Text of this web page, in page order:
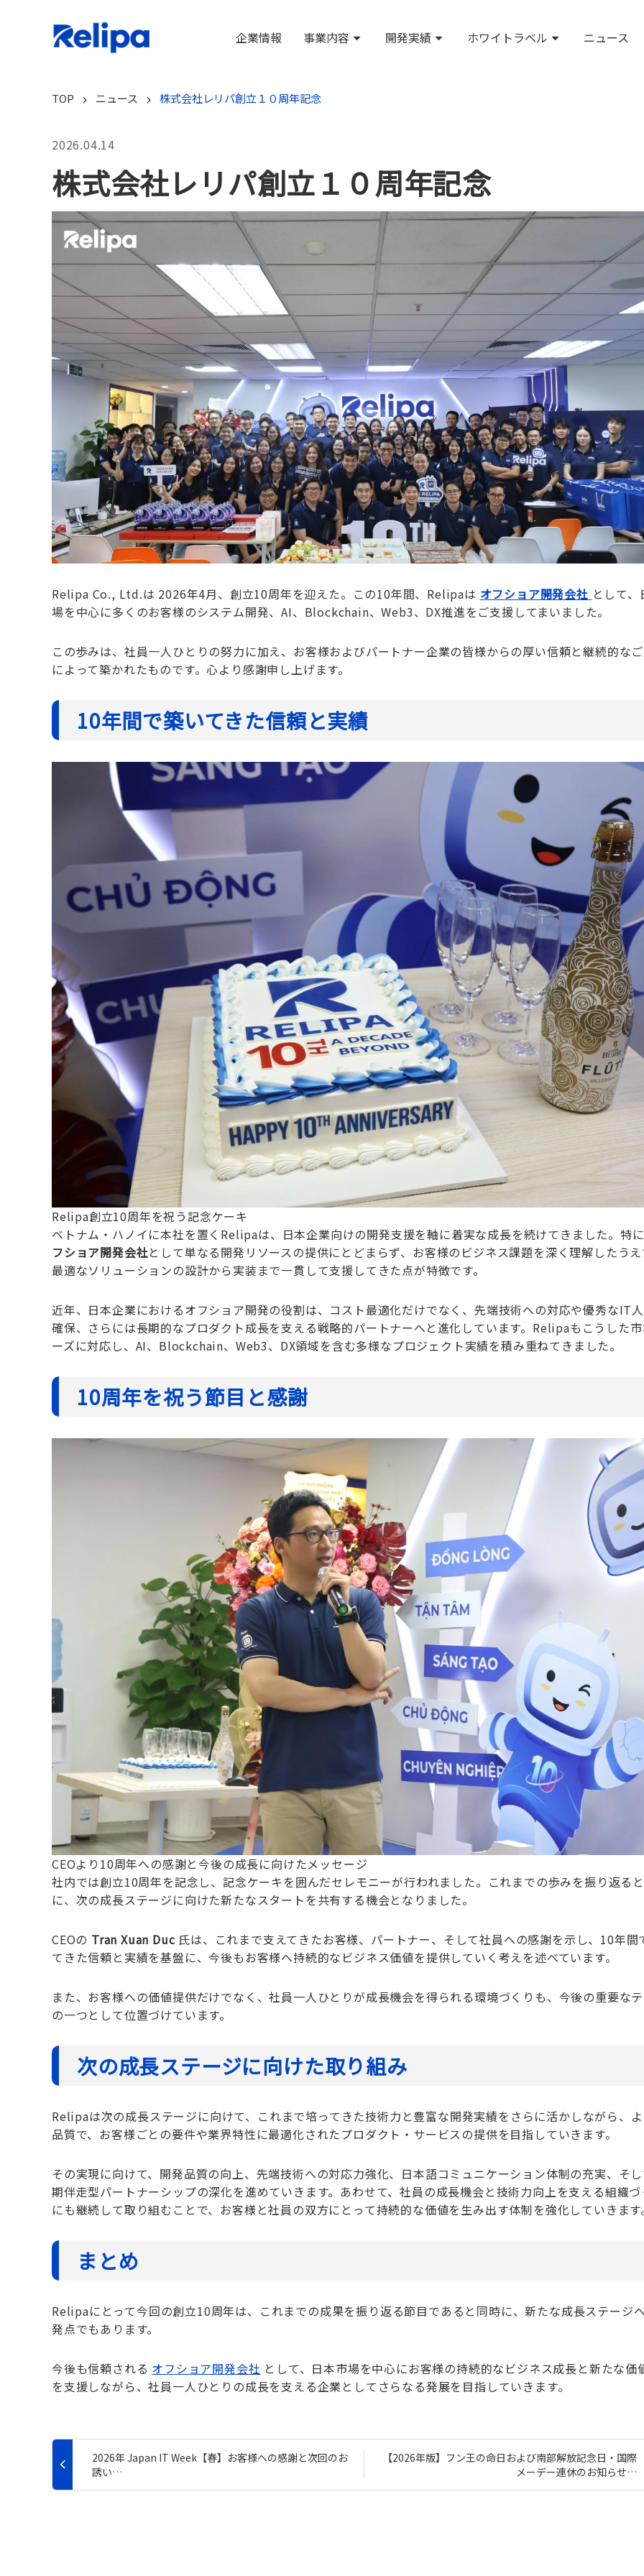
企業情報 事業内容 開発実績 ホワイトラベル ニュース
TOP ニュース 株式会社レリパ創立１０周年記念
2026.04.14
株式会社レリパ創立１０周年記念
Relipa Co., Ltd.は 2026年4月、創立10周年を迎えた。この10年間、Relipaは オフショア開発会社 として
場を中心に多くのお客様のシステム開発、AI、Blockchain、Web3、DX推進をご支援してまいました。
この歩みは、社員一人ひとりの努力に加え、お客様およびパートナー企業の皆様からの厚い信頼と継続的な
によって築かれたものです。心より感謝申し上げます。
10年間で築いてきた信頼と実績
Relipa創立10周年を祝う記念ケーキ
ベトナム・ハノイに本社を置くRelipaは、日本企業向けの開発支援を軸に着実な成長を続けてきました。特
フショア開発会社として単なる開発リソースの提供にとどまらず、お客様のビジネス課題を深く理解したう
最適なソリューションの設計から実装まで一貫して支援してきた点が特徴です。
近年、日本企業におけるオフショア開発の役割は、コスト最適化だけでなく、先端技術への対応や優秀なIT
確保、さらには長期的なプロダクト成長を支える戦略的パートナーへと進化しています。Relipaもこうした
ーズに対応し、AI、Blockchain、Web3、DX領域を含む多様なプロジェクト実績を積み重ねてきました。
10周年を祝う節目と感謝
CEOより10周年への感謝と今後の成長に向けたメッセージ
社内では創立10周年を記念し、記念ケーキを囲んだセレモニーが行われました。これまでの歩みを振り返る
に、次の成長ステージに向けた新たなスタートを共有する機会となりました。
CEOの Tran Xuan Duc 氏は、これまで支えてきたお客様、パートナー、そして社員への感謝を示し、10年間
てきた信頼と実績を基盤に、今後もお客様へ持続的なビジネス価値を提供していく考えを述べています。
また、お客様への価値提供だけでなく、社員一人ひとりが成長機会を得られる環境づくりも、今後の重要な
の一つとして位置づけています。
次の成長ステージに向けた取り組み
Relipaは次の成長ステージに向けて、これまで培ってきた技術力と豊富な開発実績をさらに活かしながら、
品質で、お客様ごとの要件や業界特性に最適化されたプロダクト・サービスの提供を目指していきます。
その実現に向けて、開発品質の向上、先端技術への対応力強化、日本語コミュニケーション体制の充実、そ
期伴走型パートナーシップの深化を進めていきます。あわせて、社員の成長機会と技術力向上を支える組織
にも継続して取り組むことで、お客様と社員の双方にとって持続的な価値を生み出す体制を強化していきます
まとめ
Relipaにとって今回の創立10周年は、これまでの成果を振り返る節目であると同時に、新たな成長ステージ
発点でもあります。
今後も信頼される オフショア開発会社 として、日本市場を中心にお客様の持続的なビジネス成長と新たな価
を支援しながら、社員一人ひとりの成長を支える企業としてさらなる発展を目指していきます。
2026年 Japan IT Week【春】お客様への感謝と次回のお
誘い…
【2026年版】フン王の命日および南部解放記念日・国際
メーデー連休のお知らせ…